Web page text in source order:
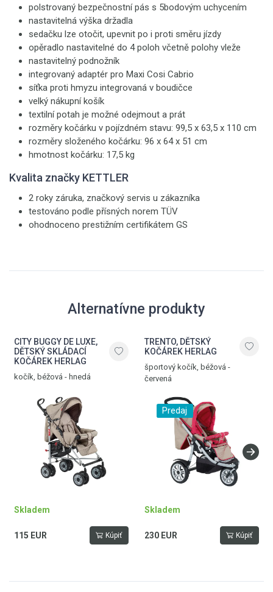
polstrovaný bezpečnostní pás s 5bodovým uchycením
nastavitelná výška držadla
sedačku lze otočit, upevnit po i proti směru jízdy
opěradlo nastavitelné do 4 poloh včetně polohy vleže
nastavitelný podnožník
integrovaný adaptér pro Maxi Cosi Cabrio
síťka proti hmyzu integrovaná v boudičce
velký nákupní košík
textilní potah je možné odejmout a prát
rozměry kočárku v pojízdném stavu: 99,5 x 63,5 x 110 cm
rozměry složeného kočárku: 96 x 64 x 51 cm
hmotnost kočárku: 17,5 kg
Kvalita značky KETTLER
2 roky záruka, značkový servis u zákazníka
testováno podle přísných norem TÜV
ohodnoceno prestižním certifikátem GS
Alternatívne produkty
CITY BUGGY DE LUXE,
DĚTSKÝ SKLÁDACÍ
KOČÁREK HERLAG
kočík, béžová - hnedá
Skladem
115 EUR Kúpiť
TRENTO, DĚTSKÝ
KOČÁREK HERLAG
športový kočík, béžová -
červená
Predaj
Skladem
230 EUR Kúpiť